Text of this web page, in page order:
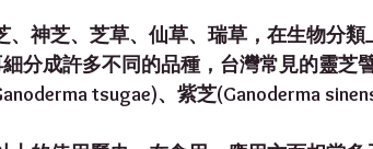
、神芝、芝草、仙草、瑞草，在生物分
分成許多不同的品種，台灣常見的靈芝
tsugae)、紫芝(Ganoderma